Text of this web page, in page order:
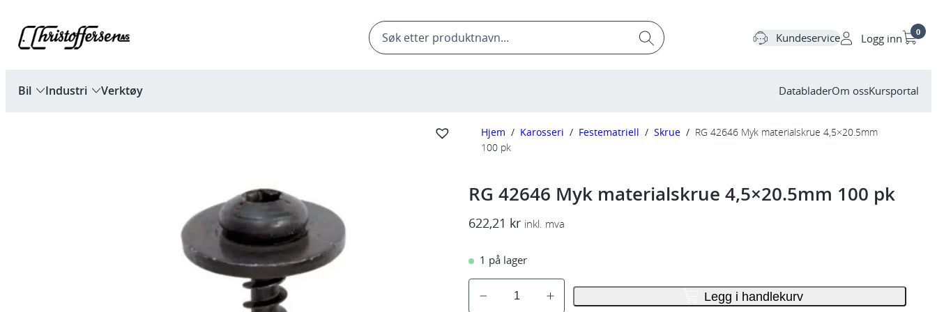
innhold
Products
search Kundeservice Logg inn 0
Bil Industri Verktøy DatabladerOm ossKursportal
Hjem / Karosseri / Festematriell / Skrue / RG 42646 Myk materialskrue 4,5×20.5mm
100 pk
RG 42646 Myk materialskrue 4,5×20.5mm 100 pk
622,21 kr inkl. mva
1 på lager
G
Legg i handlekurv